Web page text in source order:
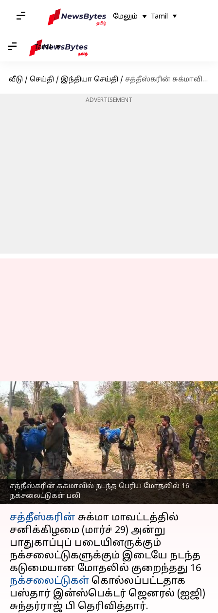
மேலும் Tamil
Tamil
வீடு / செய்தி / இந்தியா செய்தி / சத்தீஸ்கரின் சுக்மாவில் நடந்த பெரிய மோதலில் 16 நக்சலைட்டுகளை சுட்டு வீழ்த்திய பாதுகாப்புப் படையினர்
ADVERTISEMENT
சத்தீஸ்கரின் சுக்மாவில் நடந்த பெரிய மோதலில் 16
நக்சலைட்டுகள் பலி
சத்தீஸ்கரின் சுக்மாவில்
நடந்த பெரிய மோதலில் 16
நக்சலைட்டுகளை சுட்டு
வீழ்த்திய பாதுகாப்புப்
படையினர்
எழுதியவர் Sekar Chinnappan Mar 29, 2025 11:43 am
செய்தி முன்னோட்டம்
சத்தீஸ்கரின் சுக்மா மாவட்டத்தில்
சனிக்கிழமை (மார்ச் 29) அன்று
பாதுகாப்புப் படையினருக்கும்
நக்சலைட்டுகளுக்கும் இடையே நடந்த
கடுமையான மோதலில் குறைந்தது 16
நக்சலைட்டுகள் கொல்லப்பட்டதாக
பஸ்தார் இன்ஸ்பெக்டர் ஜெனரல் (ஐஜி)
சுந்தர்ராஜ் பி தெரிவித்தார்.